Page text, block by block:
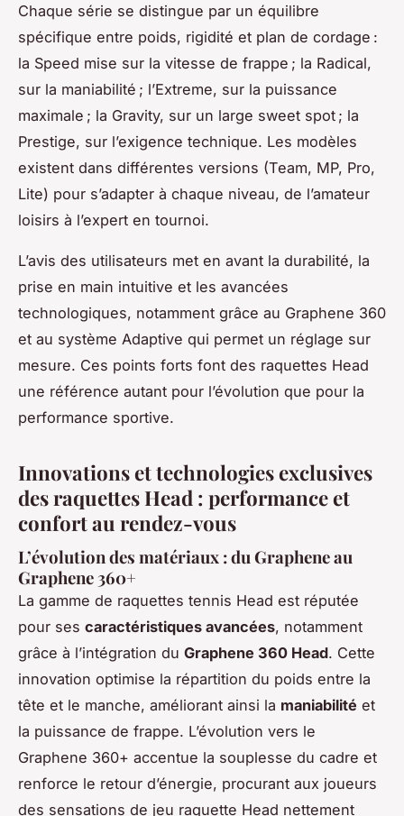
Chaque série se distingue par un équilibre
spécifique entre poids, rigidité et plan de cordage :
la Speed mise sur la vitesse de frappe ; la Radical,
sur la maniabilité ; l’Extreme, sur la puissance
maximale ; la Gravity, sur un large sweet spot ; la
Prestige, sur l’exigence technique. Les modèles
existent dans différentes versions (Team, MP, Pro,
Lite) pour s’adapter à chaque niveau, de l’amateur
loisirs à l’expert en tournoi.
L’avis des utilisateurs met en avant la durabilité, la
prise en main intuitive et les avancées
technologiques, notamment grâce au Graphene 360
et au système Adaptive qui permet un réglage sur
mesure. Ces points forts font des raquettes Head
une référence autant pour l’évolution que pour la
performance sportive.
Innovations et technologies exclusives
des raquettes Head : performance et
confort au rendez-vous
L’évolution des matériaux : du Graphene au
Graphene 360+
La gamme de raquettes tennis Head est réputée
pour ses caractéristiques avancées, notamment
grâce à l’intégration du Graphene 360 Head. Cette
innovation optimise la répartition du poids entre la
tête et le manche, améliorant ainsi la maniabilité et
la puissance de frappe. L’évolution vers le
Graphene 360+ accentue la souplesse du cadre et
renforce le retour d’énergie, procurant aux joueurs
des sensations de jeu raquette Head nettement